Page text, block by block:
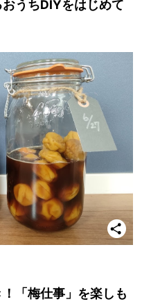
おうちDIYをはじめて
「梅仕事」を楽しも